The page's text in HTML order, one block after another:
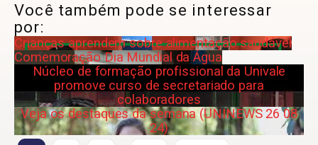
Você também pode se interessar
por:
Crianças aprendem sobre alimentação saudável
Comemoração Dia Mundial da Água
Núcleo de formação profissional da Univale
promove curso de secretariado para
colaboradores
Veja os destaques da semana (UNINEWS 26 08
24)